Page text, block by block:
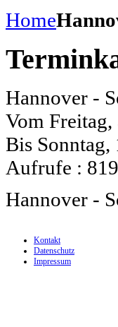
Home
Hannover -
Vom
Bis Sonntag,
Aufrufe : 819
Hannover -
Kontakt
Datenschutz
Impressum